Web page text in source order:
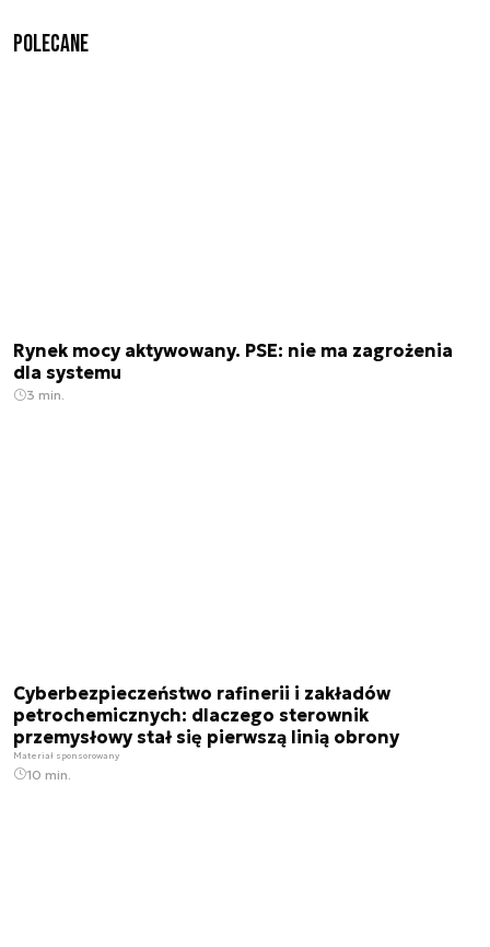
Polecane
Rynek mocy aktywowany. PSE: nie ma zagrożenia
dla systemu
3 min.
Cyberbezpieczeństwo rafinerii i zakładów
petrochemicznych: dlaczego sterownik
przemysłowy stał się pierwszą linią obrony
Materiał sponsorowany
10 min.